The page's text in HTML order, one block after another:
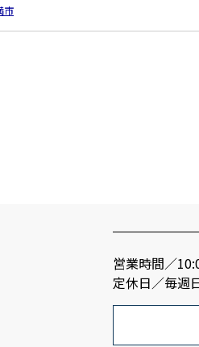
市
営業時間／
定休日／毎週